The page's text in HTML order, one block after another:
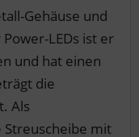
Gehäuse und
LEDs ist er
und hat einen
die
Als
mit